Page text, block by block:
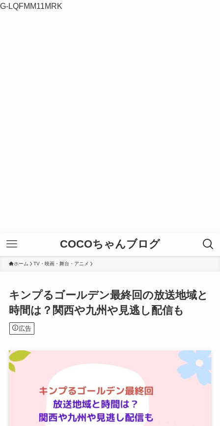
G-LQFMM11MRK
COCOちゃんブログ
ホーム TV・映画・舞台・アニメ
キンプるゴールデン最終回の放送地域と
時間は？関西や九州や見逃し配信も
広告